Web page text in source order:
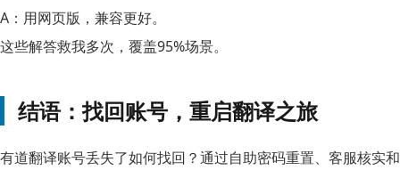
A：用网页版，兼容更好。
这些解答救我多次，覆盖95%场景。
结语：找回账号，重启翻译之旅
有道翻译账号丢失了如何找回？通过自助密码重置、客服核实和